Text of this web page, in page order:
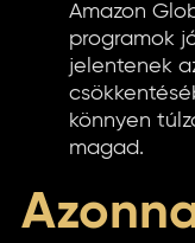
Amazon
programok
jelentenek
könnyen
magad.